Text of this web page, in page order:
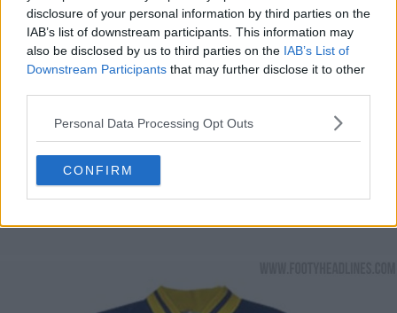
disclosure of your personal information by third parties on the
IAB’s list of downstream participants. This information may
also be disclosed by us to third parties on the IAB’s List of
Downstream Participants that may further disclose it to other
Personal Data Processing Opt Outs
CONFIRM